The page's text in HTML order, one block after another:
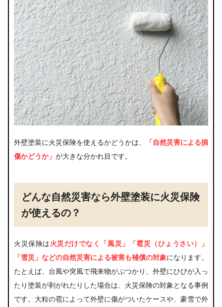
例とは
申請前に要確認！火災保険が外壁塗装に使え
る3つの条件
外壁塗装で火災保険を使うときの正しい申請手順
と注意点
外壁塗装で火災保険を申請する6つの手順
保険金請求で必要な書類リスト
審査を通すカギは証拠！鑑定人が重視するチ
ェックポイント
要注意！火災保険悪用をうたう業者の見分け
方
件の理解」が成功の近道
外壁塗装に火災保険を使えるかどうかは、
「自然災害による損
傷かどうか」 が大きな分かれ目です。
どんな自然災害なら外壁塗装に火災保険
が使えるの？
火災保険は火災だけでなく「風災」「雹災（ひょうさい）」
「雪災」などの自然災害による被害も補償の対象になります。
たとえば、台風や突風で飛来物がぶつかり、外壁にひびが入っ
たり塗装が剥がれたりした場合は、火災保険の対象となる事例
です。大粒の雹によって外壁に傷がついたケースや、豪雪で外